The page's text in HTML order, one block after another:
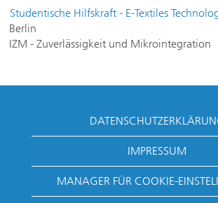
Studentische Hilfskraft - E-Textiles
Berlin
IZM - Zuverlässigkeit und Mikrointegration
IMPRESSUM
MANAGER FÜR COOKIE-